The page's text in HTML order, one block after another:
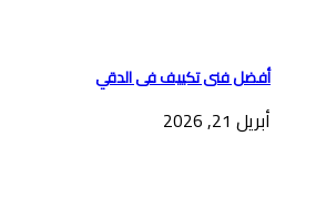
أفضل فنى تكييف فى الدقي
أبريل 21, 2026